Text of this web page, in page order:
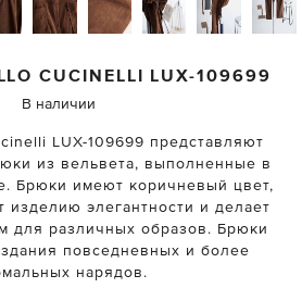
CUCINELLI LUX-109699
В наличии
LUX-109699 представляют
из вельвета, выполненные в
Брюки имеют коричневый цвет,
изделию элегантности и делает
для различных образов. Брюки
повседневных и более
нарядов.